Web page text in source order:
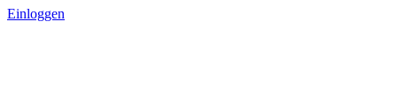
Einloggen